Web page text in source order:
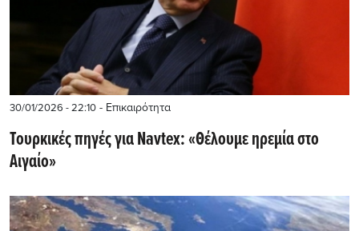
30/01/2026 - 22:10 - Επικαιρότητα
Τουρκικές πηγές για Navtex: «Θέλουμε ηρεμία στο
Αιγαίο»